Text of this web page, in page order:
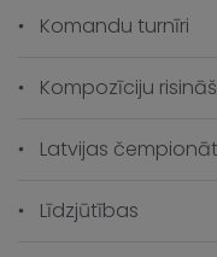
Komandu turnīri
Kompozīciju
Latvijas
Līdzjūtības